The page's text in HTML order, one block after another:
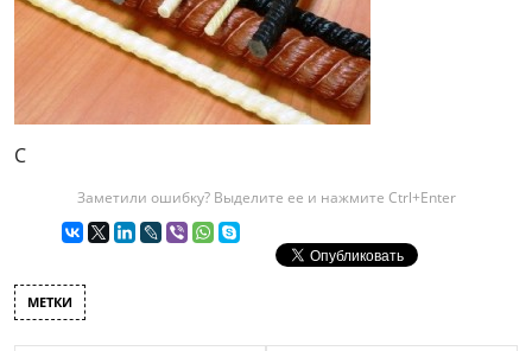
C
Заметили ошибку? Выделите ее и нажмите Ctrl+Enter
МЕТКИ